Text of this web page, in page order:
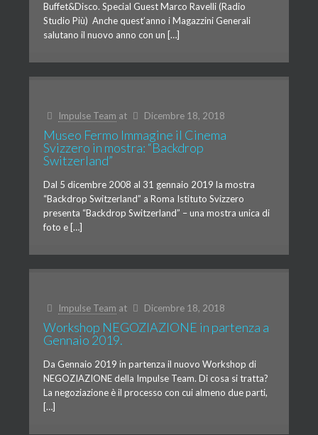
Buffet&Disco. Special Guest Marco Ravelli (Radio
Studio Più) Anche quest’anno i Magazzini Generali
salutano il nuovo anno con un […]
Impulse Team at Dicembre 18, 2018
Museo Fermo Immagine il Cinema
Svizzero in mostra: “Backdrop
Switzerland”
Dal 5 dicembre 2008 al 31 gennaio 2019 la mostra
“Backdrop Switzerland” a Roma Istituto Svizzero
presenta “Backdrop Switzerland” – una mostra unica di
foto e […]
Impulse Team at Dicembre 18, 2018
Workshop NEGOZIAZIONE in partenza a
Gennaio 2019.
Da Gennaio 2019 in partenza il nuovo Workshop di
NEGOZIAZIONE della Impulse Team. Di cosa si tratta?
La negoziazione è il processo con cui almeno due parti,
[…]